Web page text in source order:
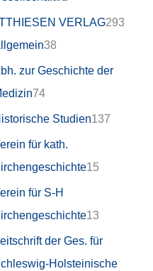
VERLAG293
38
zur Geschichte der
74
Studien137
für kath.
15
für S-H
13
der Ges. für
Holsteinische